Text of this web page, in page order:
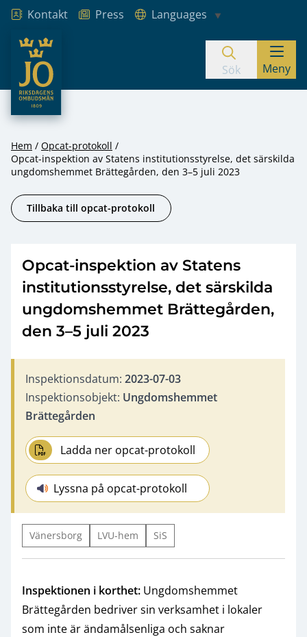
Hoppa till innehåll
Kontakt Press
Languages
JO – Riksdagens Ombudsmän
Sök Meny
Hem
Opcat-protokoll
Opcat-inspektion av Statens institutionsstyrelse, det särskilda
ungdomshemmet Brättegården, den 3–5 juli 2023
Tillbaka till opcat-protokoll
Opcat-inspektion av Statens
institutionsstyrelse, det särskilda
ungdomshemmet Brättegården,
den 3–5 juli 2023
Inspektionsdatum: 2023-07-03
Inspektionsobjekt: Ungdomshemmet
Brättegården
Ladda ner opcat-protokoll
Lyssna på opcat-protokoll
Vänersborg LVU-hem SiS
Inspektionen i korthet: Ungdomshemmet
Brättegården bedriver sin verksamhet i lokaler
som inte är ändamålsenliga och saknar